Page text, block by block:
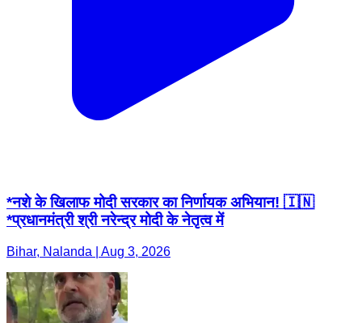
*नशे के खिलाफ मोदी सरकार का निर्णायक अभियान! 🇮🇳
*प्रधानमंत्री श्री नरेन्द्र मोदी के नेतृत्व में
Bihar, Nalanda | Aug 3, 2026